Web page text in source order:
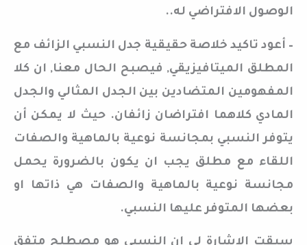
الوصول الافتراضي له..
– أعود تاكيد خلاصة حقيقية جدل النسبي الزائف مع
المطلق الميتافيزيقي, فيصبح الحال معنا, ان كلا
المفهومين المتضادين بين الجدل المثالي والجدل
المادي كلاهما افتراضان زائفان. حيث لا يمكن أن
يتوفر النسبي بمجانسة نوعية بالماهية والصفات
اللقاء مع مطلق يجب ان يكون بالضرورة يحمل
مجانسة نوعية بالماهية والصفات هي ذاتها او
بعضها المتوفر عليها النسبي.